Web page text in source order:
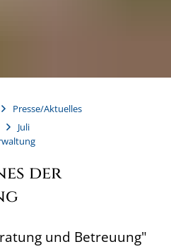
Presse/Aktuelles
Juli
der
und Betreuung"